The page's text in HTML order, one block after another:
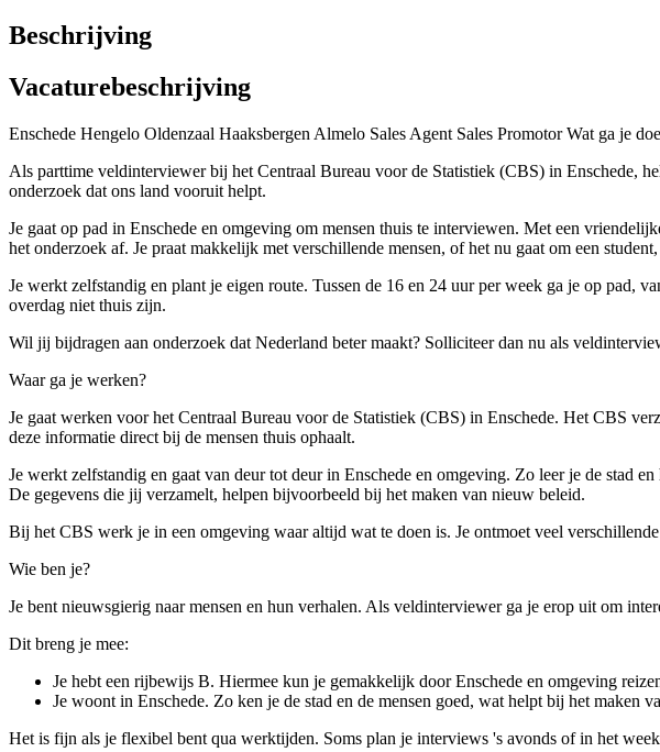
Beschrijving
Vacaturebeschrijving
Enschede Hengelo Oldenzaal Haaksbergen Almelo Sales Agent Sales Promotor Wat ga je
Als parttime veldinterviewer bij het Centraal Bureau voor de Statistiek (CBS) in Enschede,
onderzoek dat ons land vooruit helpt.
Je gaat op pad in Enschede en omgeving om mensen thuis te interviewen. Met een
het onderzoek af. Je praat makkelijk met verschillende mensen, of het nu gaat om een
Je werkt zelfstandig en plant je eigen route. Tussen de 16 en 24 uur per week ga je op pad,
overdag niet thuis zijn.
Wil jij bijdragen aan onderzoek dat Nederland beter maakt? Solliciteer dan nu als
Waar ga je werken?
Je gaat werken voor het Centraal Bureau voor de Statistiek (CBS) in Enschede. Het CBS
deze informatie direct bij de mensen thuis ophaalt.
Je werkt zelfstandig en gaat van deur tot deur in Enschede en omgeving. Zo leer je de stad
De gegevens die jij verzamelt, helpen bijvoorbeeld bij het maken van nieuw beleid.
Bij het CBS werk je in een omgeving waar altijd wat te doen is. Je ontmoet veel
Wie ben je?
Je bent nieuwsgierig naar mensen en hun verhalen. Als veldinterviewer ga je erop uit om
Dit breng je mee:
Je hebt een rijbewijs B. Hiermee kun je gemakkelijk door Enschede en omgeving
Je woont in Enschede. Zo ken je de stad en de mensen goed, wat helpt bij het maken
Het is fijn als je flexibel bent qua werktijden. Soms plan je interviews 's avonds of in het